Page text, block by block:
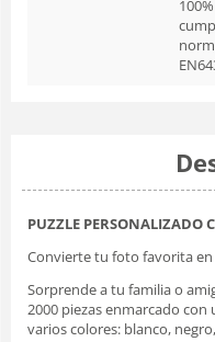
PUZZLE PERSONALIZADO
Convierte tu foto favorita
Sorprende a tu familia o
2000 piezas enmarcado
varios colores: blanco,